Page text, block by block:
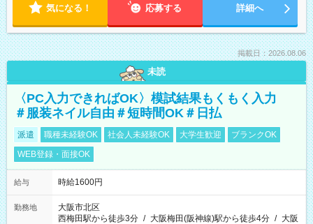
気になる！ 応募する 詳細へ
掲載日：2026.08.06
未読
〈PC入力できればOK〉模試結果もくもく入力
＃服装ネイル自由＃短時間OK＃日払
派遣 職種未経験OK 社会人未経験OK 大学生歓迎
ブランクOK
WEB登録・面接OK
給与 時給1600円
勤務地
大阪市北区
西梅田駅から徒歩3分 / 大阪梅田(阪神線)駅から徒歩4分 / 大阪